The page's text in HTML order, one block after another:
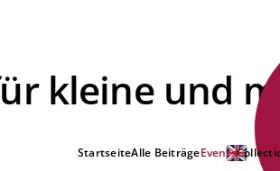
StartseiteAlle BeiträgeEvents
kleine und